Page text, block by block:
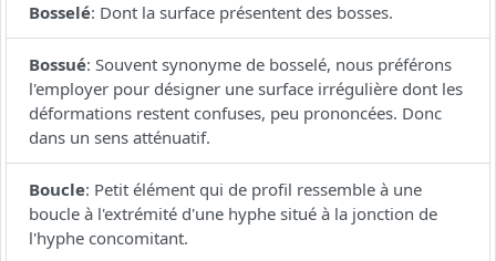
Bosselé: Dont la surface présentent des bosses.
Bossué: Souvent synonyme de bosselé, nous préférons
l'employer pour désigner une surface irrégulière dont les
déformations restent confuses, peu prononcées. Donc
dans un sens atténuatif.
Boucle: Petit élément qui de profil ressemble à une
boucle à l'extrémité d'une hyphe situé à la jonction de
l'hyphe concomitant.